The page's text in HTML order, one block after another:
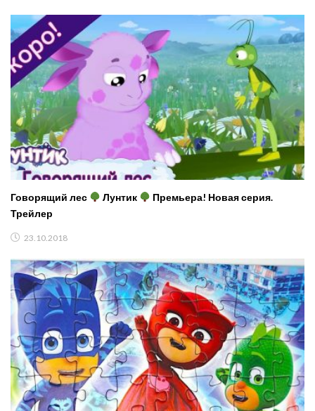
Говорящий лес Лунтик
Премьера! Новая серия.
Трейлер
23.10.2018